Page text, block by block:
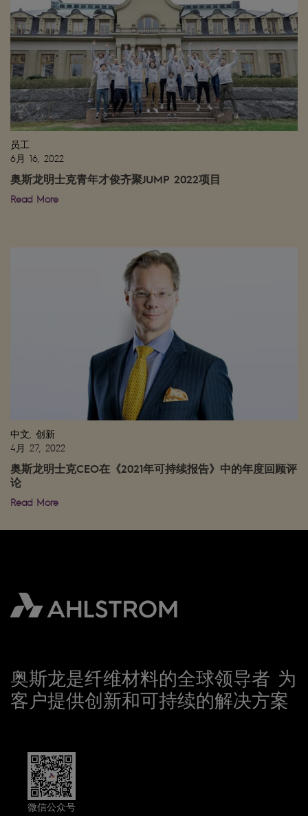
员工
6月 16, 2022
奥斯龙明士克青年才俊齐聚JUMP 2022项目
Read More
中文, 创新
4月 27, 2022
奥斯龙明士克CEO在《2021年可持续报告》中的年度回顾评
论
Read More
奥斯龙是纤维材料的全球领导者 为
客户提供创新和可持续的解决方案
微信公众号